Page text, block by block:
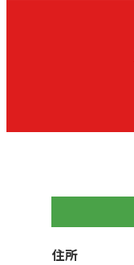
住所